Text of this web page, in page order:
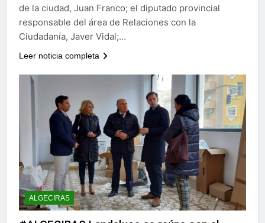
de la ciudad, Juan Franco; el diputado provincial
responsable del área de Relaciones con la
Ciudadanía, Javer Vidal;…
Leer noticia completa
ALGECIRAS